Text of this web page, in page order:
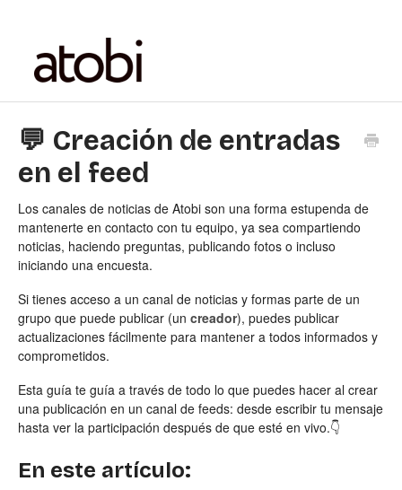
💬 Creación de entradas
en el feed
Los canales de noticias de Atobi son una forma estupenda de
mantenerte en contacto con tu equipo, ya sea compartiendo
noticias, haciendo preguntas, publicando fotos o incluso
iniciando una encuesta.
Si tienes acceso a un canal de noticias y formas parte de un
grupo que puede publicar (un creador), puedes publicar
actualizaciones fácilmente para mantener a todos informados y
comprometidos.
Esta guía te guía a través de todo lo que puedes hacer al crear
una publicación en un canal de feeds: desde escribir tu mensaje
hasta ver la participación después de que esté en vivo.👇
En este artículo: